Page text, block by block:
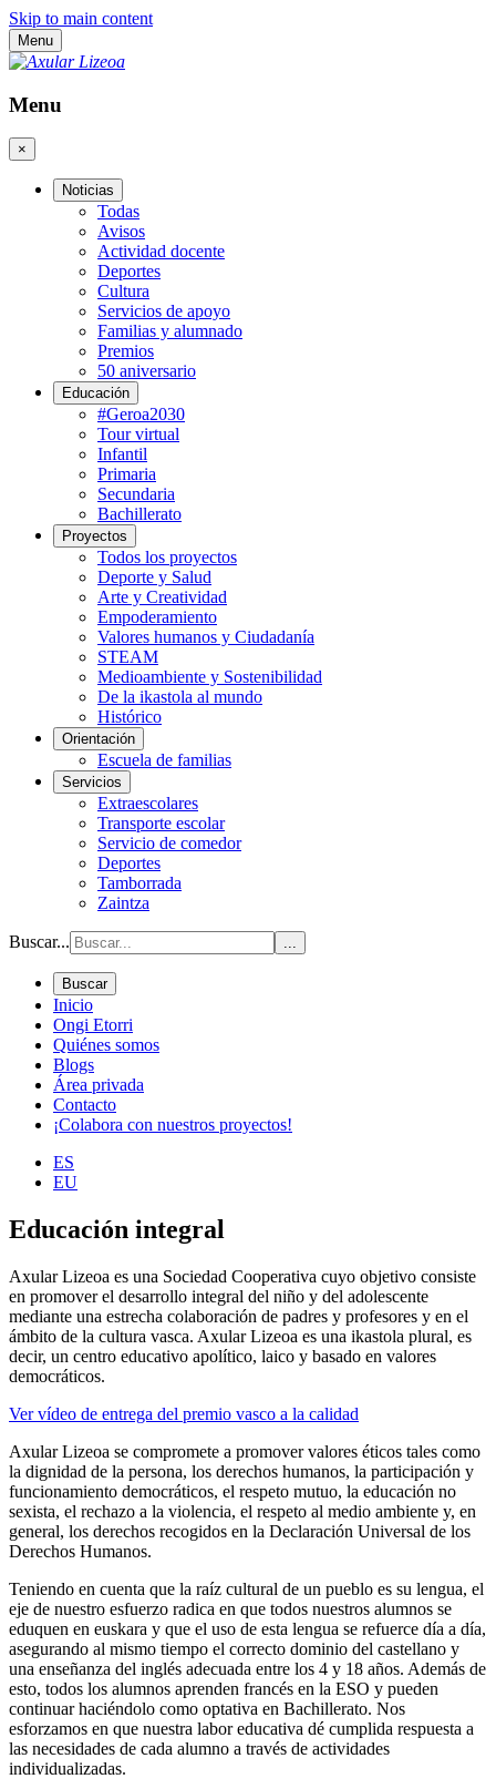
Skip to main content
Menu
Menu
×
Noticias
Todas
Avisos
Actividad docente
Deportes
Cultura
Servicios de apoyo
Familias y alumnado
Premios
50 aniversario
Educación
#Geroa2030
Tour virtual
Infantil
Primaria
Secundaria
Bachillerato
Proyectos
Todos los proyectos
Deporte y Salud
Arte y Creatividad
Empoderamiento
Valores humanos y Ciudadanía
STEAM
Medioambiente y Sostenibilidad
De la ikastola al mundo
Histórico
Orientación
Escuela de familias
Servicios
Extraescolares
Transporte escolar
Servicio de comedor
Deportes
Tamborrada
Zaintza
Buscar... ...
Buscar
Inicio
Ongi Etorri
Quiénes somos
Blogs
Área privada
Contacto
¡Colabora con nuestros proyectos!
ES
EU
Educación integral
Axular Lizeoa es una Sociedad Cooperativa cuyo objetivo consiste
en promover el desarrollo integral del niño y del adolescente
mediante una estrecha colaboración de padres y profesores y en el
ámbito de la cultura vasca. Axular Lizeoa es una ikastola plural, es
decir, un centro educativo apolítico, laico y basado en valores
democráticos.
Ver vídeo de entrega del premio vasco a la calidad
Axular Lizeoa se compromete a promover valores éticos tales como
la dignidad de la persona, los derechos humanos, la participación y
funcionamiento democráticos, el respeto mutuo, la educación no
sexista, el rechazo a la violencia, el respeto al medio ambiente y, en
general, los derechos recogidos en la Declaración Universal de los
Derechos Humanos.
Teniendo en cuenta que la raíz cultural de un pueblo es su lengua, el
eje de nuestro esfuerzo radica en que todos nuestros alumnos se
eduquen en euskara y que el uso de esta lengua se refuerce día a día,
asegurando al mismo tiempo el correcto dominio del castellano y
una enseñanza del inglés adecuada entre los 4 y 18 años. Además de
esto, todos los alumnos aprenden francés en la ESO y pueden
continuar haciéndolo como optativa en Bachillerato. Nos
esforzamos en que nuestra labor educativa dé cumplida respuesta a
las necesidades de cada alumno a través de actividades
individualizadas.